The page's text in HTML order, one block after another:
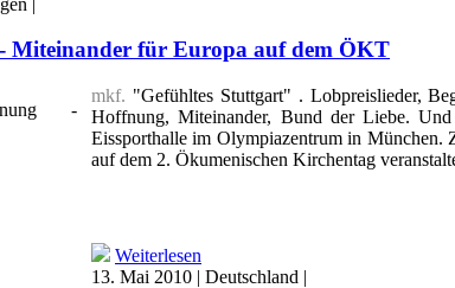
Miteinander für Europa auf dem ÖKT
mkf. "Gefühltes Stuttgart" . Lobpreislieder,
Hoffnung, Miteinander, Bund der Liebe.
Eissporthalle im Olympiazentrum in München.
auf dem 2. Ökumenischen Kirchentag
Weiterlesen
13. Mai 2010 | Deutschland |